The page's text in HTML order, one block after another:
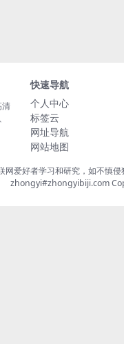
清
快速导航
个人中心
标签云
网址导航
网站地图
爱好者学习和研究，如不慎
zhongyi#zhongyibiji.com